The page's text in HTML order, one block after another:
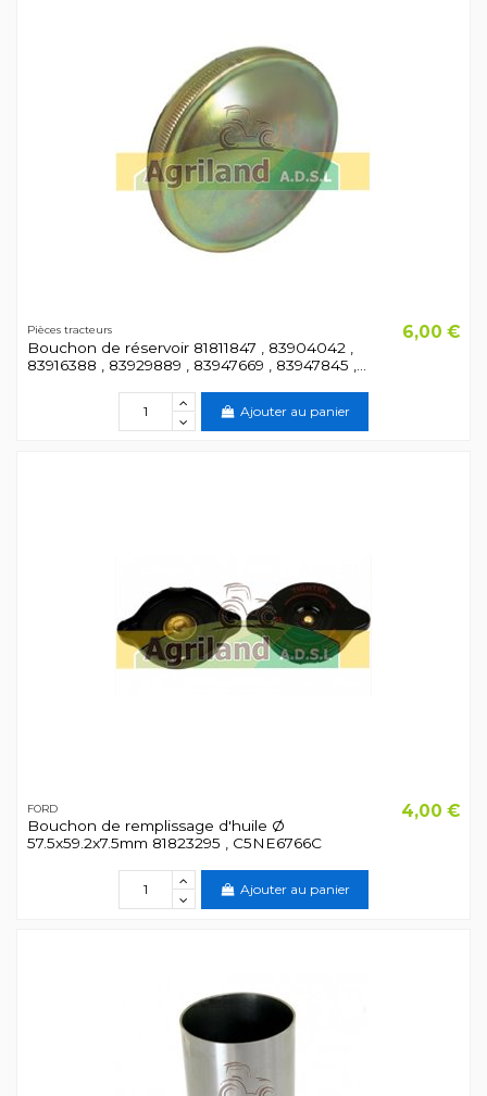
Pièces tracteurs
Bouchon de réservoir 81811847 , 83904042 ,
83916388 , 83929889 , 83947669 , 83947845 ,...
6,00 €
Ajouter au panier
FORD
Bouchon de remplissage d'huile Ø
57.5x59.2x7.5mm 81823295 , C5NE6766C
4,00 €
Ajouter au panier